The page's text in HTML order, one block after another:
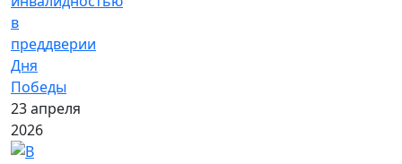
в
преддверии
Дня
Победы
23 апреля
2026